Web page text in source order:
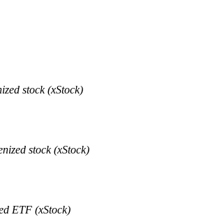
longo prazo e interesses flexíveis
stock (xStock)
stock (xStock)
ETF (xStock)